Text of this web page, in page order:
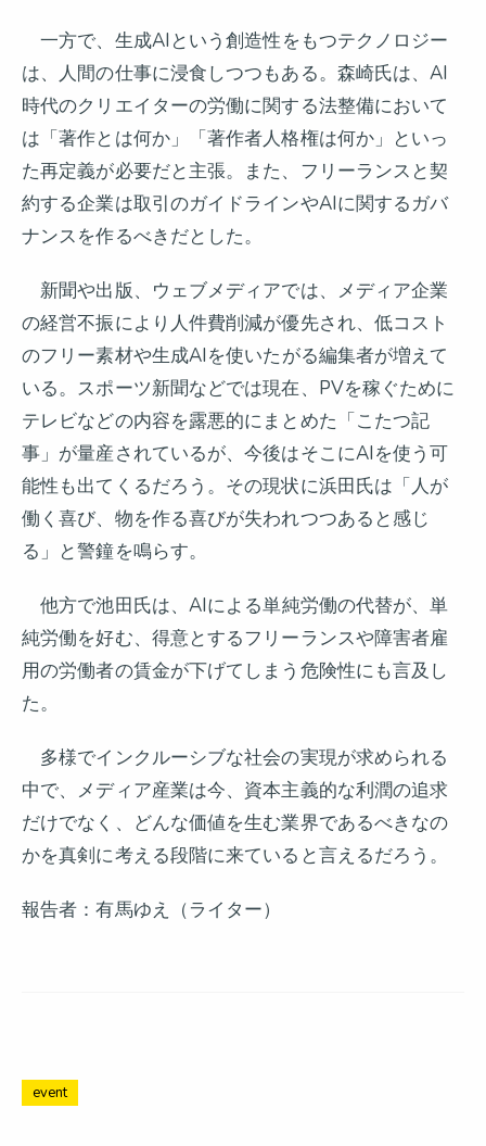
一方で、生成AIという創造性をもつテクノロジー
は、人間の仕事に浸食しつつもある。森崎氏は、AI
時代のクリエイターの労働に関する法整備において
は「著作とは何か」「著作者人格権は何か」といっ
た再定義が必要だと主張。また、フリーランスと契
約する企業は取引のガイドラインやAIに関するガバ
ナンスを作るべきだとした。
新聞や出版、ウェブメディアでは、メディア企業
の経営不振により人件費削減が優先され、低コスト
のフリー素材や生成AIを使いたがる編集者が増えて
いる。スポーツ新聞などでは現在、PVを稼ぐために
テレビなどの内容を露悪的にまとめた「こたつ記
事」が量産されているが、今後はそこにAIを使う可
能性も出てくるだろう。その現状に浜田氏は「人が
働く喜び、物を作る喜びが失われつつあると感じ
る」と警鐘を鳴らす。
他方で池田氏は、AIによる単純労働の代替が、単
純労働を好む、得意とするフリーランスや障害者雇
用の労働者の賃金が下げてしまう危険性にも言及し
た。
多様でインクルーシブな社会の実現が求められる
中で、メディア産業は今、資本主義的な利潤の追求
だけでなく、どんな価値を生む業界であるべきなの
かを真剣に考える段階に来ていると言えるだろう。
報告者：有馬ゆえ（ライター）
event